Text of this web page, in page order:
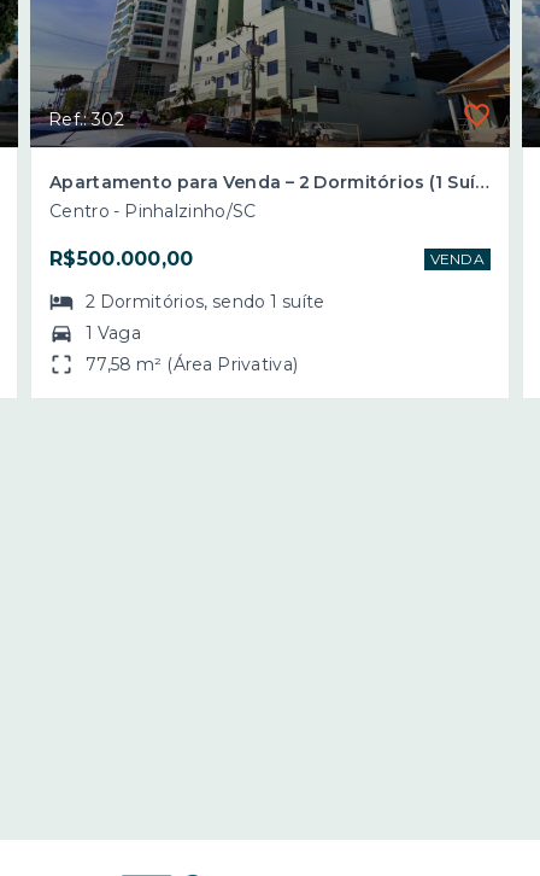
Ref.: 302
Apartamento para Venda – 2 Dormitórios (1 Suíte) – Ed. Pinhal – Centro de Pinhalzinho/SC
Centro - Pinhalzinho/SC
R$500.000,00 VENDA
2 Dormitórios, sendo1 suíte
1 Vaga
77,58 m² (Área Privativa)